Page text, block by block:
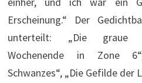
Erscheinung.“ Der
unterteilt: „Die graue
Wochenende in Zone
Schwanzes“, „Die Gefilde der